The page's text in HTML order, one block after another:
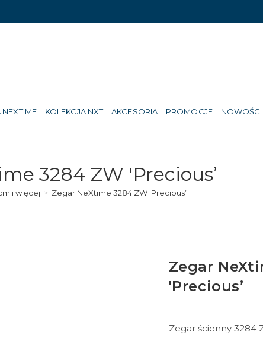
NEXTIME KOLEKCJA NXT AKCESORIA PROMOCJE NOWOŚCI
3284 ZW 'Precious’
i więcej > Zegar NeXtime 3284 ZW 'Precious’
Zegar
'Precious’
Zegar ścienny 3284